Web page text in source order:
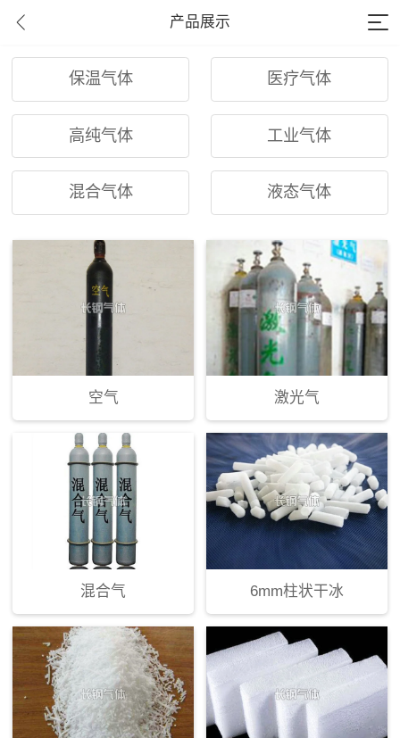
产品展示
保温气体 医疗气体
高纯气体 工业气体
混合气体 液态气体
空气 激光气
混合气 6mm柱状干冰